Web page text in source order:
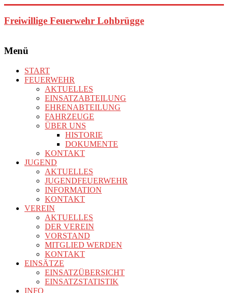
Inhalt
springen
Freiwillige Feuerwehr Lohbrügge
Menü
START
FEUERWEHR
AKTUELLES
EINSATZABTEILUNG
EHRENABTEILUNG
FAHRZEUGE
ÜBER UNS
HISTORIE
DOKUMENTE
KONTAKT
JUGEND
AKTUELLES
JUGENDFEUERWEHR
INFORMATION
KONTAKT
VEREIN
AKTUELLES
DER VEREIN
VORSTAND
MITGLIED WERDEN
KONTAKT
EINSÄTZE
EINSATZÜBERSICHT
EINSATZSTATISTIK
INFO